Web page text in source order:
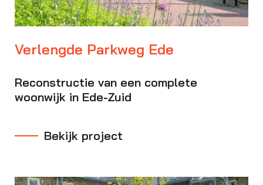
Verlengde Parkweg Ede
Reconstructie van een complete
woonwijk in Ede-Zuid
Bekijk project